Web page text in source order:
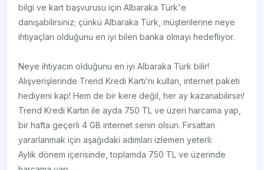
bilgi ve kart başvurusu için Albaraka Türk'e
danışabilirsiniz; çünkü Albaraka Türk, müşterilerine neye
ihtiyaçları olduğunu en iyi bilen banka olmayı hedefliyor.
Neye ihtiyacın olduğunu en iyi Albaraka Türk bilir!
Alışverişlerinde Trend Kredi Kartı’nı kullan, internet paketi
hediyeni kap! Hem de bir kere değil, her ay kazanabilirsin!
Trend Kredi Kartın ile ayda 750 TL ve üzeri harcama yap,
bir hafta geçerli 4 GB internet senin olsun. Fırsattan
yararlanmak için aşağıdaki adımları izlemen yeterli:
Aylık dönem içerisinde, toplamda 750 TL ve üzerinde